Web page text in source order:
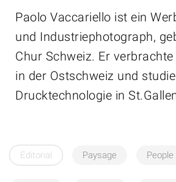
Paolo Vaccariello ist ein
und Industriephotograph,
Chur Schweiz. Er
in der Ostschweiz und
Drucktechnologie in
Editorial Paysage People